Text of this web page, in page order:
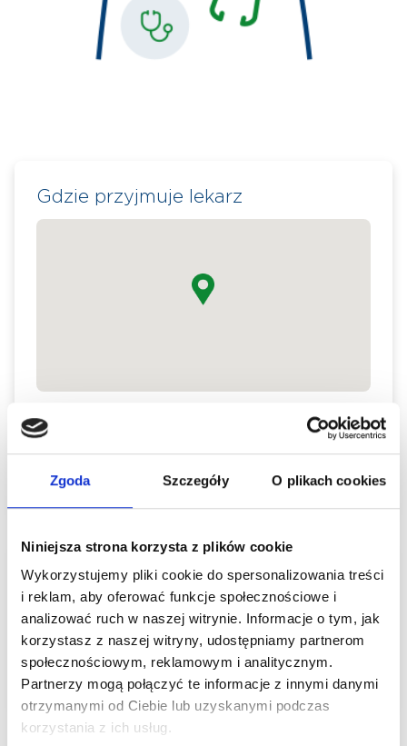
Zgoda Szczegóły O plikach cookies
Niniejsza strona korzysta z plików cookie
Wykorzystujemy pliki cookie do spersonalizowania treści
i reklam, aby oferować funkcje społecznościowe i
analizować ruch w naszej witrynie. Informacje o tym, jak
korzystasz z naszej witryny, udostępniamy partnerom
społecznościowym, reklamowym i analitycznym.
Partnerzy mogą połączyć te informacje z innymi danymi
otrzymanymi od Ciebie lub uzyskanymi podczas
korzystania z ich usług.
Gdzie przyjmuje lekarz
Szpital Piaseczno
ul. A. Mickiewicza 39
05-500 Piaseczno
Poradnie lekarza
Szpital Piaseczno
Medycyny podróży - Komercyjnie